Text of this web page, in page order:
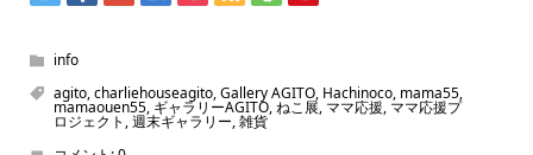
info
agito,charliehouseagito,Gallery AGITO, Hachinoco, mama55,
mamaouen55, ギャラリーAGITO,ねこ展, ママ応援, ママ応援プ
ロジェクト ,週末ギャラリー,雑貨